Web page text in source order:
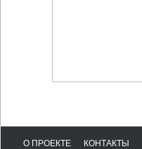
О ПРОЕКТЕ КОНТАКТЫ